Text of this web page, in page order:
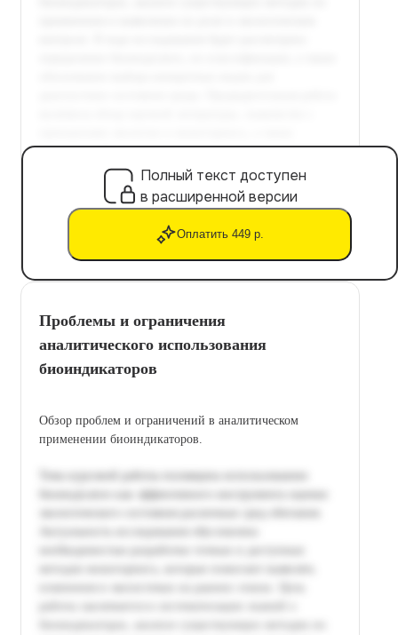
Полный текст доступен
в расширенной версии
Оплатить 449 р.
Проблемы и ограничения
аналитического использования
биоиндикаторов
Обзор проблем и ограничений в аналитическом
применении биоиндикаторов.